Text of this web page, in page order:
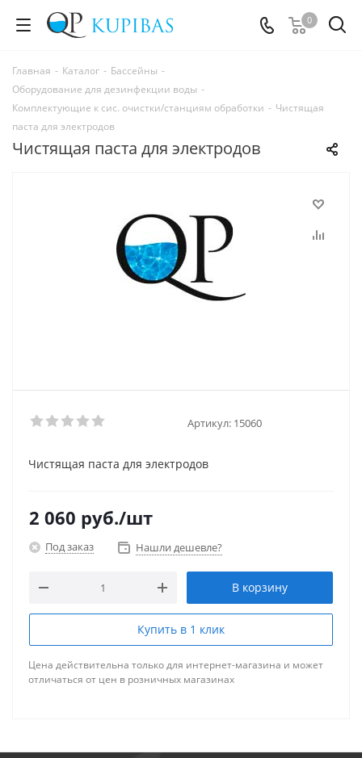
0
Главная - Каталог - Бассейны -
Оборудование для дезинфекции воды -
Комплектующие к сис. очистки/станциям обработки - Чистящая
паста для электродов
Чистящая паста для электродов
Артикул: 15060
Чистящая паста для электродов
2 060 руб./шт
Под заказ Нашли дешевле?
В корзину
Купить в 1 клик
Цена действительна только для интернет-магазина и может
отличаться от цен в розничных магазинах